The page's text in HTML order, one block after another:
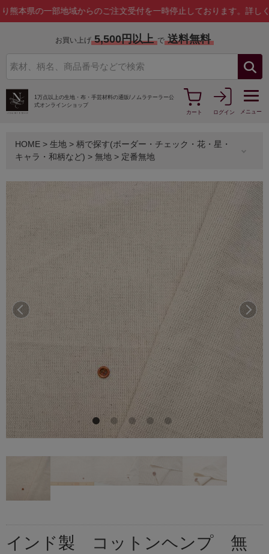
一部地域からのご注文受付を一時停止しております。詳しくはこちら
お買い上げ 5,500円以上 で 送料無料
1万点以上の生地・布・手芸材料の通販/ ノムラテーラー公
式オンラインショップ
カート
ログイン メニュー
HOME > 生地 > 柄で探す(ボーダー・チェック・花・星・
キャラ・和柄など) > 無地 > 定番無地
前へ 次へ
インド製 コットンヘンプ 無